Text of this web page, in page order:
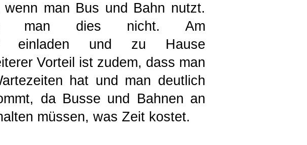
man Bus und Bahn nutzt.
man dies nicht. Am
einladen und zu Hause
Vorteil ist zudem, dass man
hat und man deutlich
da Busse und Bahnen an
müssen, was Zeit kostet.